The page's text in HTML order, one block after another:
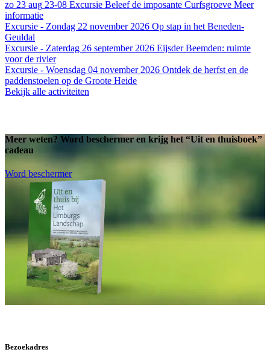
zo 23 aug 23-08 Excursie Beleef de imposante Curfsgroeve Meer
informatie
Excursie - Zondag 22 november 2026 Op stap in het Beneden-
Geuldal
Excursie - Zaterdag 26 september 2026 Eijsder Beemden: ruimte
voor de rivier
Excursie - Woensdag 04 november 2026 Ontdek de herfst en de
paddenstoelen op de Groote Heide
Bekijk alle activiteiten
Meer weten? Word beschermer en krijg het “Uit en thuisboek”
cadeau
Word beschermer
Bezoekadres